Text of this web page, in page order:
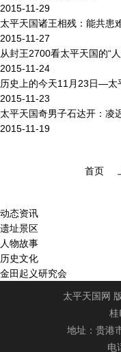
2015-11-29
太平天国诸王相残：能共患
2015-11-27
从封王2700看太平天国的“
2015-11-24
历史上的今天11月23日—太
2015-11-23
太平天国奇男子石达开：凌
2015-11-19
首页
动态资讯
遗址景区
人物故事
历史文化
金田起义研究会
太平天国网
桂
地址：贵港
电